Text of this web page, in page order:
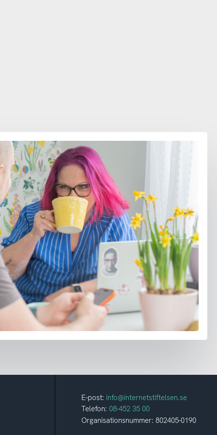
E-post: info@internetstiftelsen.se
Telefon: 08-452 35 00
Organisationsnummer: 802405-0190